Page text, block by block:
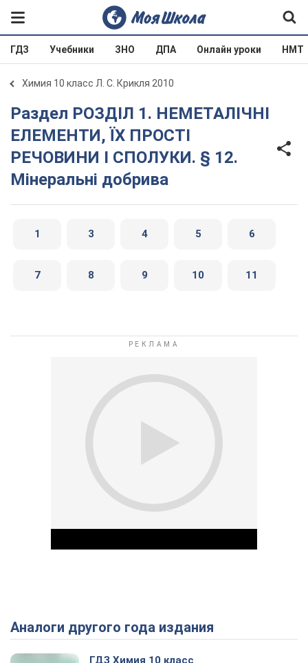
ГДЗ Учебники ЗНО ДПА Онлайн уроки НМТ
Химия 10 класс Л. С. Крикля 2010
Раздел РОЗДІЛ 1. НЕМЕТАЛІЧНІ
ЕЛЕМЕНТИ, ЇХ ПРОСТІ
РЕЧОВИНИ І СПОЛУКИ. § 12.
Мінеральні добрива
1 3 4 5 6
7 8 9 10 11
Play Video
Аналоги другого года издания
ГДЗ Химия 10 класс